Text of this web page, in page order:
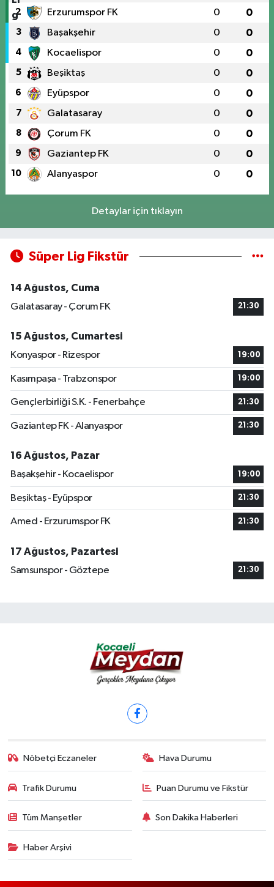
2 Erzurumspor FK 0 0
3 Başakşehir 0 0
4 Kocaelispor 0 0
5 Beşiktaş 0 0
6 Eyüpspor 0 0
7 Galatasaray 0 0
8 Çorum FK 0 0
9 Gaziantep FK 0 0
10 Alanyaspor 0 0
Detaylar için tıklayın
Süper Lig Fikstür
14 Ağustos, Cuma
Galatasaray - Çorum FK
21:30
15 Ağustos, Cumartesi
Konyaspor - Rizespor
19:00
Kasımpaşa - Trabzonspor 19:00
Gençlerbirliği S.K. - Fenerbahçe 21:30
Gaziantep FK - Alanyaspor 21:30
16 Ağustos, Pazar
Başakşehir - Kocaelispor
19:00
Beşiktaş - Eyüpspor 21:30
Amed - Erzurumspor FK 21:30
17 Ağustos, Pazartesi
Samsunspor - Göztepe
21:30
Nöbetçi Eczaneler Hava Durumu
Trafik Durumu Puan Durumu ve Fikstür
Tüm Manşetler Son Dakika Haberleri
Haber Arşivi